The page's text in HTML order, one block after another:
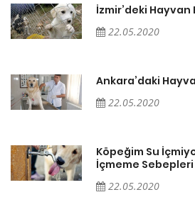
İzmir’deki Hayvan
22.05.2020
Ankara’daki
22.05.2020
Köpeğim Su
İçmeme Sebepleri
22.05.2020